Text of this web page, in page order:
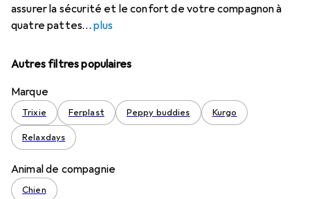
assurer la sécurité et le confort de votre compagnon à
quatre pattes
plus
Autres filtres populaires
Marque
Trixie Ferplast Peppy buddies Kurgo
Relaxdays
Animal de compagnie
Chien